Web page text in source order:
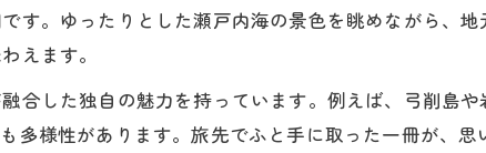
す。ゆったりとした瀬戸内海の景色を眺めながら、
えます。
合した独自の魅力を持っています。例えば、弓削島
多様性があります。旅先でふと手に取った一冊が、